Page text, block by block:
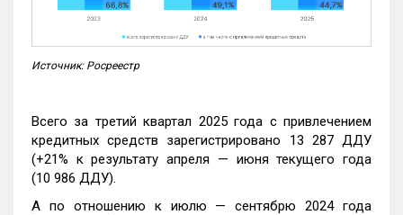
Источник: Росреестр
Всего за третий квартал 2025 года с привлечением
кредитных средств зарегистрировано 13 287 ДДУ
(+21% к результату апреля — июня текущего года
(10 986 ДДУ).
А по отношению к июлю — сентябрю 2024 года